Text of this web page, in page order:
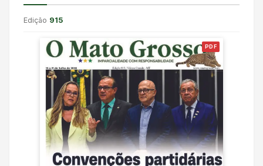
Edição 915
PDF